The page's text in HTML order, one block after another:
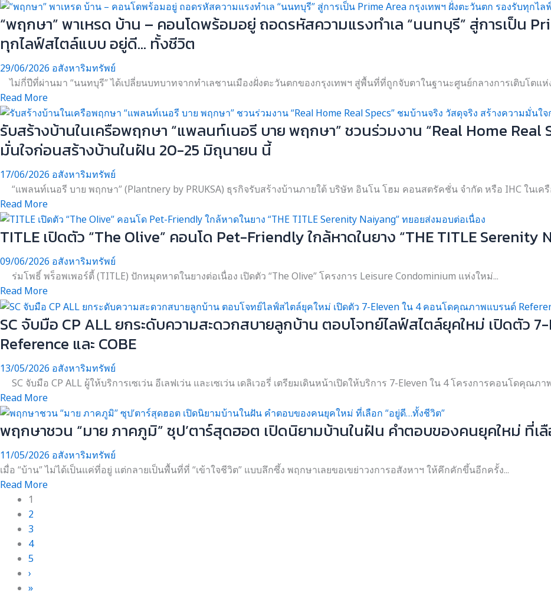
“พฤกษา” พาเหรด บ้าน – คอนโดพร้อมอยู่ ถอดรหัสความแรงทำเล “นนทบุรี” สู่การเป็น
ทุกไลฟ์สไตล์แบบ อยู่ดี… ทั้งชีวิต
29/06/2026 อสังหาริมทรัพย์
ไม่กี่ปีที่ผ่านมา “นนทบุรี” ได้เปลี่ยนบทบาทจากทำเลชานเมืองฝั่งตะวันตกของกรุงเทพฯ สู่พื้นที่ที่ถูกจับตาในฐานะศูนย์กลางการเติบโตแห่
Read More
รับสร้างบ้านในเครือพฤกษา “แพลนท์เนอรี บาย พฤกษา” ชวนร่วมงาน “Real Home Real
มั่นใจก่อนสร้างบ้านในฝัน 20-25 มิถุนายน นี้
17/06/2026 อสังหาริมทรัพย์
“แพลนท์เนอรี บาย พฤกษา” (Plantnery by PRUKSA) ธุรกิจรับสร้างบ้านภายใต้ บริษัท อินโน โฮม คอนสตรัคชั่น จำกัด หรือ IHC ในเค
Read More
TITLE เปิดตัว “The Olive” คอนโด Pet-Friendly ใกล้หาดในยาง “THE TITLE
09/06/2026 อสังหาริมทรัพย์
ร่มโพธิ์ พร็อพเพอร์ตี้ (TITLE) ปักหมุดหาดในยางต่อเนื่อง เปิดตัว “The Olive” โครงการ Leisure Condominium แห่งใหม่...
Read More
SC จับมือ CP ALL ยกระดับความสะดวกสบายลูกบ้าน ตอบโจทย์ไลฟ์สไตล์ยุคใหม่ เปิดตัว
Reference และ COBE
13/05/2026 อสังหาริมทรัพย์
SC จับมือ CP ALL ผู้ให้บริการเซเว่น อีเลฟเว่น และเซเว่น เดลิเวอรี่ เตรียมเดินหน้าเปิดให้บริการ 7-Eleven ใน 4 โครงการคอนโดคุณภ
Read More
พฤกษาชวน “มาย ภาคภูมิ” ซุป’ตาร์สุดฮอต เปิดนิยามบ้านในฝัน คำตอบของคนยุคใหม่ ที่เ
11/05/2026 อสังหาริมทรัพย์
เมื่อ “บ้าน” ไม่ได้เป็นแค่ที่อยู่ แต่กลายเป็นพื้นที่ที่ “เข้าใจชีวิต” แบบลึกซึ้ง พฤกษาเลยขอเขย่าวงการอสังหาฯ ให้คึกคักขึ้นอีกครั้ง...
Read More
1
2
3
4
5
›
»